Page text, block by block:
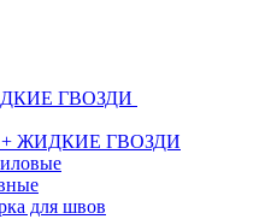
ГВОЗДИ
ЖИДКИЕ ГВОЗДИ
для швов